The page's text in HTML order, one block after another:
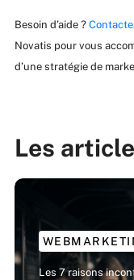
Besoin d’aide ?
Novatis pour vous
d’une stratégie de
Les
Les 7 raisons